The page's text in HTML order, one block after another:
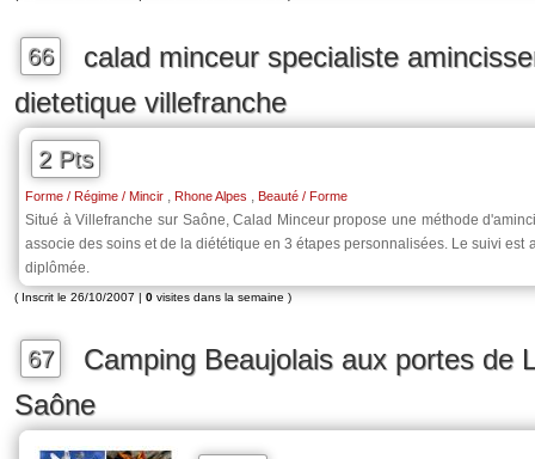
66
calad minceur specialiste
dietetique villefranche
2 Pts
Forme / Régime / Mincir , Rhone Alpes , Beauté / Forme
Situé à Villefranche sur Saône, Calad Minceur propose une méthode
associe des soins et de la diététique en 3 étapes personnalisées. Le suivi est
diplômée.
( Inscrit le 26/10/2007 | 0 visites dans la semaine )
67
Camping Beaujolais aux portes de
Saône